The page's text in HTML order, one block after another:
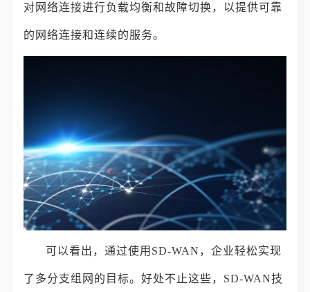
对网络连接进行负载均衡和故障切换，以提供可靠
的网络连接和连续的服务。
可以看出，通过使用SD-WAN，企业轻松实现
了多分支组网的目标。好处不止这些，SD-WAN技